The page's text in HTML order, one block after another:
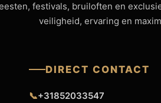
festivals, bruiloften en
veiligheid, ervaring en
DIRECT CONTACT
📞+31852033547